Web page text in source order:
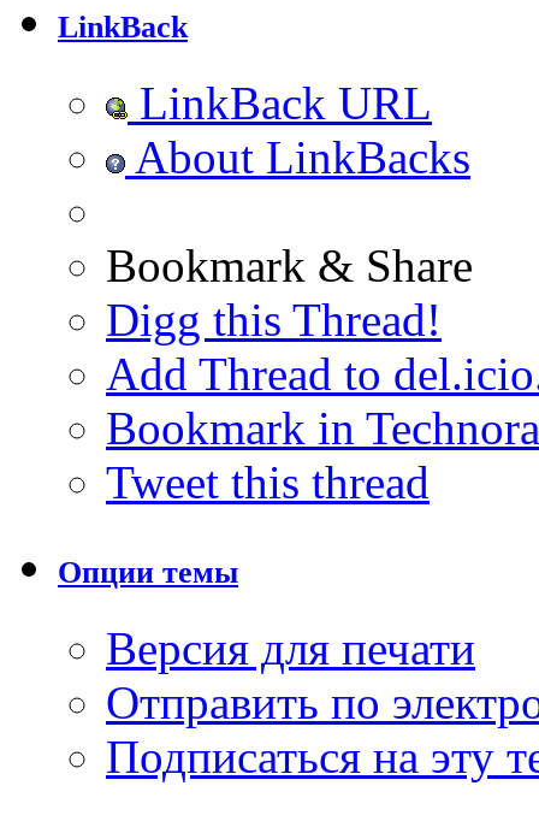
LinkBack
LinkBack URL
About LinkBacks
Bookmark & Share
Digg this Thread!
Add Thread to
Bookmark in
Tweet this thread
Опции темы
Версия для печати
Отправить по
Подписаться на эту